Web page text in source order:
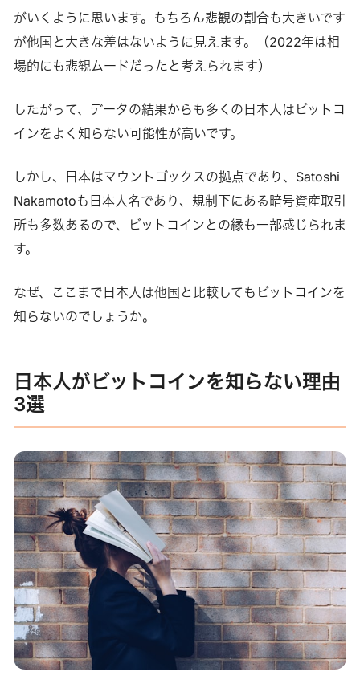
がいくように思います。もちろん悲観の割合も大きいです
が他国と大きな差はないように見えます。（2022年は相
場的にも悲観ムードだったと考えられます）
したがって、データの結果からも多くの日本人はビットコ
インをよく知らない可能性が高いです。
しかし、日本はマウントゴックスの拠点であり、Satoshi
Nakamotoも日本人名であり、規制下にある暗号資産取引
所も多数あるので、ビットコインとの縁も一部感じられま
す。
なぜ、ここまで日本人は他国と比較してもビットコインを
知らないのでしょうか。
日本人がビットコインを知らない理由
3選